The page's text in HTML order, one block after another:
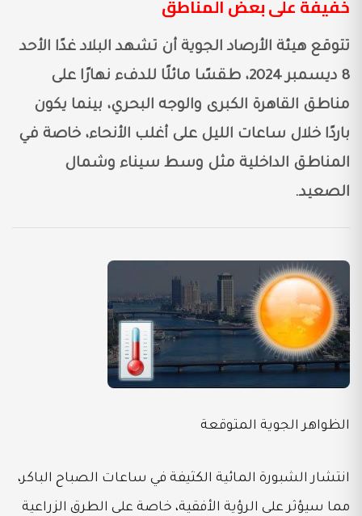
خفيفة على بعض المناطق
تتوقع هيئة الأرصاد الجوية أن تشهد البلاد غدًا الأحد
8 ديسمبر 2024، طقسًا مائلًا للدفء نهارًا على
مناطق القاهرة الكبرى والوجه البحري، بينما يكون
باردًا خلال ساعات الليل على أغلب الأنحاء، خاصة في
المناطق الداخلية مثل وسط سيناء وشمال
الصعيد.
الظواهر الجوية المتوقعة
انتشار الشبورة المائية الكثيفة في ساعات الصباح الباكر،
مما سيؤثر على الرؤية الأفقية، خاصة على الطرق الزراعية